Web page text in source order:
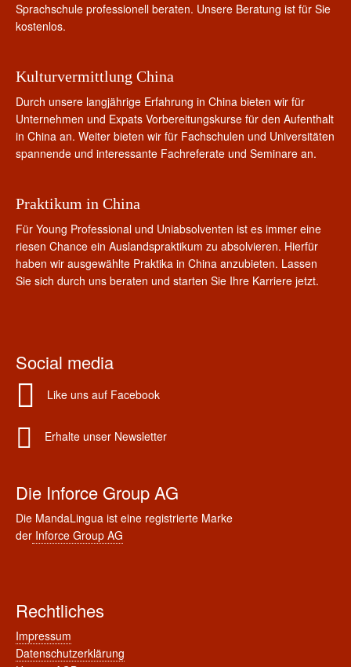
Sprachschule professionell beraten. Unsere Beratung ist für Sie
kostenlos.
Kulturvermittlung China
Durch unsere langjährige Erfahrung in China bieten wir für
Unternehmen und Expats Vorbereitungskurse für den Aufenthalt
in China an. Weiter bieten wir für Fachschulen und Universitäten
spannende und interessante Fachreferate und Seminare an.
Praktikum in China
Für Young Professional und Uniabsolventen ist es immer eine
riesen Chance ein Auslandspraktikum zu absolvieren. Hierfür
haben wir ausgewählte Praktika in China anzubieten. Lassen
Sie sich durch uns beraten und starten Sie Ihre Karriere jetzt.
Social media
Like uns auf Facebook
Erhalte unser Newsletter
Die Inforce Group AG
Die MandaLingua ist eine registrierte Marke
der Inforce Group AG
Rechtliches
Impressum
Datenschutzerklärung